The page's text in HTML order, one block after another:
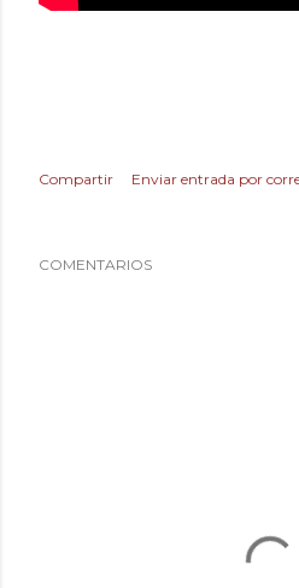
Compartir Enviar entrada por
COMENTARIOS